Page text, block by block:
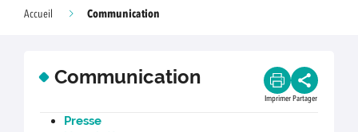
Accueil Communication
Communication
Imprimer Partager
Presse